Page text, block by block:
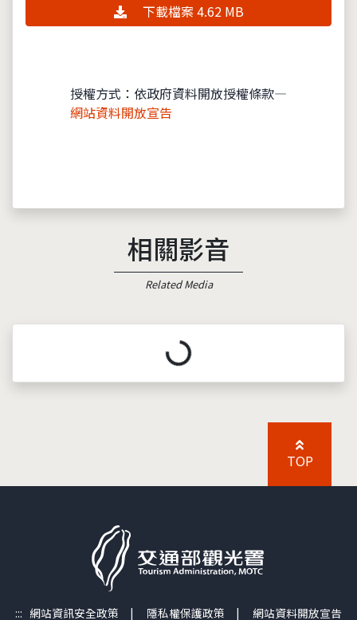
下載檔案 4.62 MB
授權方式：依政府資料開放授權條款—
網站資料開放宣告
相關影音
Related Media
載入中...
TOP
::: 網站資訊安全政策 | 隱私權保護政策 | 網站資料開放宣告